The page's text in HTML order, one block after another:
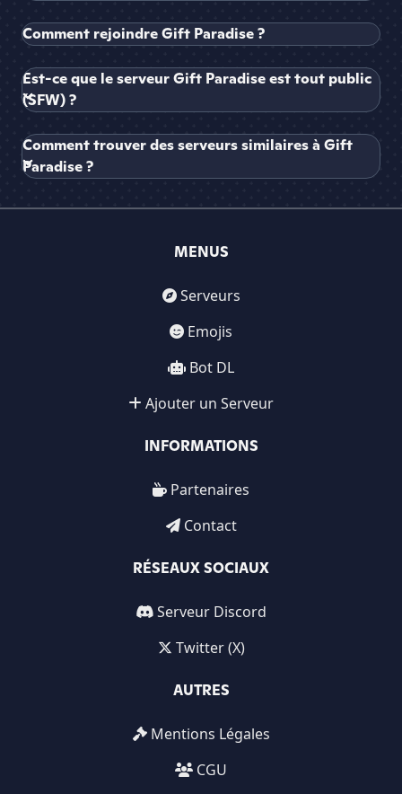
Comment rejoindre Gift Paradise ?
Est-ce que le serveur Gift Paradise est tout public
(SFW) ?
Comment trouver des serveurs similaires à Gift
Paradise ?
MENUS
Serveurs
Emojis
Bot DL
Ajouter un Serveur
INFORMATIONS
Partenaires
Contact
RÉSEAUX SOCIAUX
Serveur Discord
Twitter (X)
AUTRES
Mentions Légales
CGU